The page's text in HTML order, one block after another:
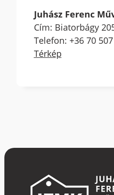
Juhász Ferenc
Cím: Biatorbágy
Telefon: +36 70
Térkép